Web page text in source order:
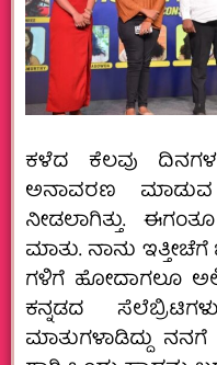
ಕಳೆದ ಕೆಲವು ದಿನಗಳ
ಅನಾವರಣ
ನೀಡಲಾಗಿತ್ತು.
ಮಾತು. ನಾನು
ಗಳಿಗೆ ಹೋದಾಗಲೂ
ಕನ್ನಡದ
ಮಾತುಗಳಾಡಿದ್ದು